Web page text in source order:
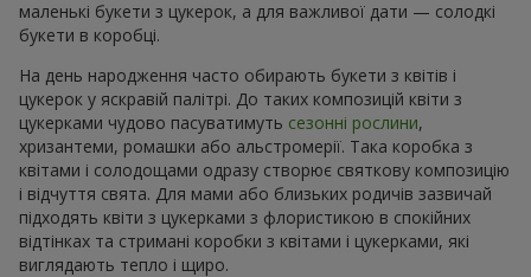
маленькі букети з цукерок, а для важливої дати — солодкі
букети в коробці.
На день народження часто обирають букети з квітів і
цукерок у яскравій палітрі. До таких композицій квіти з
цукерками чудово пасуватимуть сезонні рослини,
хризантеми, ромашки або альстромерії. Така коробка з
квітами і солодощами одразу створює святкову композицію
і відчуття свята. Для мами або близьких родичів зазвичай
підходять квіти з цукерками з флористикою в спокійних
відтінках та стримані коробки з квітами і цукерками, які
виглядають тепло і щиро.